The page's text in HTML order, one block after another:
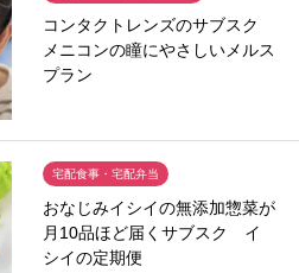
コンタクトレンズのサブスク
メニコンの瞳にやさしいメルス
プラン
宅配食事・宅配弁当
おなじみイシイの無添加惣菜が
月10品ほど届くサブスク イ
シイの定期便